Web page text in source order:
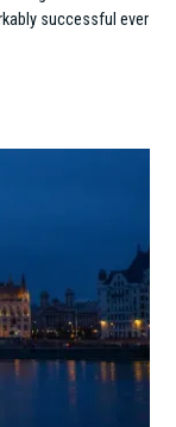
successful ever